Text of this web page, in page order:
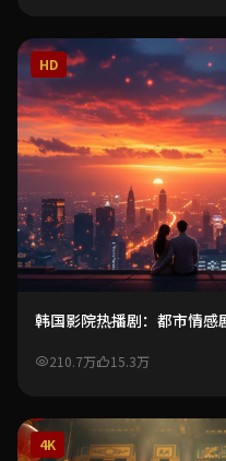
HD
韩国影院热播剧：都市情感
210.7万 15.3万
4K